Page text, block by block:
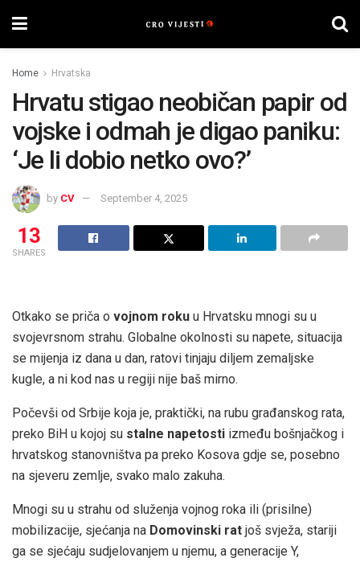
Home Hrvatska
Hrvatu stigao neobičan papir od
vojske i odmah je digao paniku:
‘Je li dobio netko ovo?’
by CV September 4, 2025
13
SHARES
Otkako se priča o vojnom roku u Hrvatsku mnogi su u
svojevrsnom strahu. Globalne okolnosti su napete, situacija
se mijenja iz dana u dan, ratovi tinjaju diljem zemaljske
kugle, a ni kod nas u regiji nije baš mirno.
Počevši od Srbije koja je, praktički, na rubu građanskog rata,
preko BiH u kojoj su stalne napetosti između bošnjačkog i
hrvatskog stanovništva pa preko Kosova gdje se, posebno
na sjeveru zemlje, svako malo zakuha.
Mnogi su u strahu od služenja vojnog roka ili (prisilne)
mobilizacije, sjećanja na Domovinski rat još svježa, stariji
ga se sjećaju sudjelovanjem u njemu, a generacije Y,